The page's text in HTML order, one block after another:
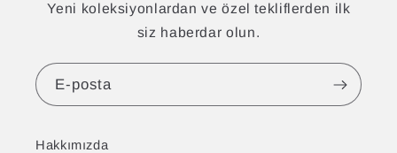
Yeni koleksiyonlardan ve özel tekliflerden ilk
siz haberdar olun.
E-posta
Hakkımızda